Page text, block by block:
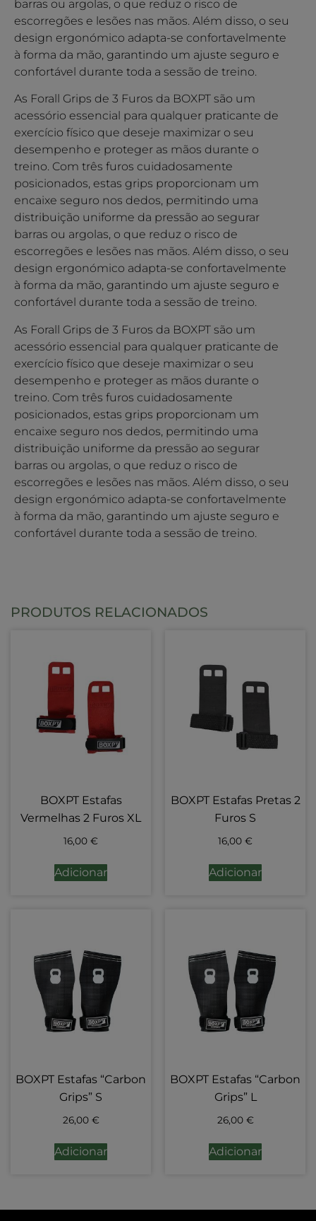
barras ou argolas, o que reduz o risco de
escorregões e lesões nas mãos. Além disso, o seu
design ergonómico adapta-se confortavelmente
à forma da mão, garantindo um ajuste seguro e
confortável durante toda a sessão de treino.
As Forall Grips de 3 Furos da BOXPT são um
acessório essencial para qualquer praticante de
exercício físico que deseje maximizar o seu
desempenho e proteger as mãos durante o
treino. Com três furos cuidadosamente
posicionados, estas grips proporcionam um
encaixe seguro nos dedos, permitindo uma
distribuição uniforme da pressão ao segurar
barras ou argolas, o que reduz o risco de
escorregões e lesões nas mãos. Além disso, o seu
design ergonómico adapta-se confortavelmente
à forma da mão, garantindo um ajuste seguro e
confortável durante toda a sessão de treino.
As Forall Grips de 3 Furos da BOXPT são um
acessório essencial para qualquer praticante de
exercício físico que deseje maximizar o seu
desempenho e proteger as mãos durante o
treino. Com três furos cuidadosamente
posicionados, estas grips proporcionam um
encaixe seguro nos dedos, permitindo uma
distribuição uniforme da pressão ao segurar
barras ou argolas, o que reduz o risco de
escorregões e lesões nas mãos. Além disso, o seu
design ergonómico adapta-se confortavelmente
à forma da mão, garantindo um ajuste seguro e
confortável durante toda a sessão de treino.
PRODUTOS RELACIONADOS
BOXPT Estafas
Vermelhas 2 Furos XL
16,00 €
Adicionar
BOXPT Estafas Pretas 2
Furos S
16,00 €
Adicionar
BOXPT Estafas “Carbon
Grips” S
26,00 €
Adicionar
BOXPT Estafas “Carbon
Grips” L
26,00 €
Adicionar